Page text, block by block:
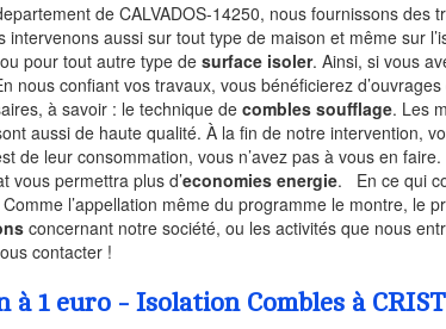
de CALVADOS-14250, nous fournissons des
intervenons aussi sur tout type de maison et même sur
pour tout autre type desurface isoler. Ainsi, si vous
nous confiant vos travaux, vous bénéficierez
à savoir : le technique decombles soufflage. Les
aussi de haute qualité. À la fin de notre intervention,
de leur consommation, vous n’avez pas à vous en
vous permettra plus d’economies energie. En ce qui
l’appellation même du programme le montre, le
concernant notre société, ou les activités que nous
contacter !
1 euro - Isolation Combles à